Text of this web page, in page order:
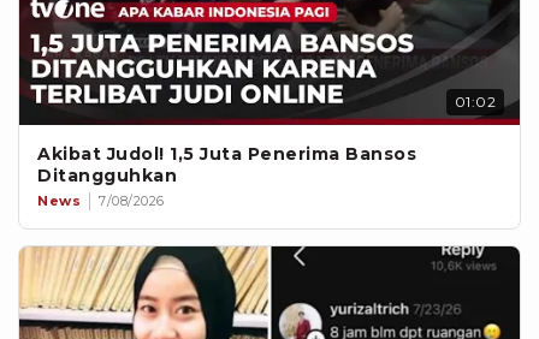
01:02
Akibat Judol! 1,5 Juta Penerima Bansos
Ditangguhkan
News 7/08/2026